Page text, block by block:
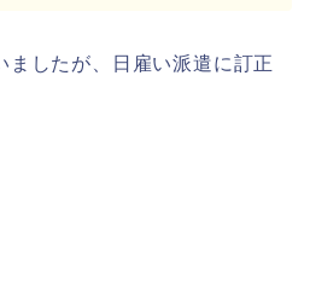
したが、日雇い派遣に訂正